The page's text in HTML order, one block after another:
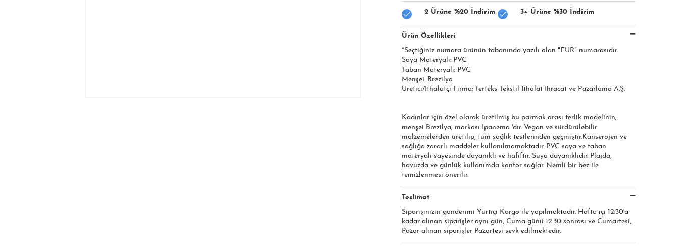
2 Ürüne %20 İndirim 3+ Ürüne %30 İndirim
Ürün Özellikleri
*Seçtiğiniz numara ürünün tabanında yazılı olan "EUR" numarasıdır.
Saya Materyali: PVC
Taban Materyali: PVC
Menşei: Brezilya
Üretici/İthalatçı Firma: Terteks Tekstil İthalat İhracat ve Pazarlama A.Ş.
Kadınlar için özel olarak üretilmiş bu parmak arası terlik modelinin;
menşei Brezilya, markası Ipanema 'dır. Vegan ve sürdürülebilir
malzemelerden üretilip, tüm sağlık testlerinden geçmiştir.Kanserojen ve
sağlığa zararlı maddeler kullanılmamaktadır. PVC saya ve taban
materyali sayesinde dayanıklı ve hafiftir. Suya dayanıklıdır. Plajda,
havuzda ve günlük kullanımda konfor sağlar. Nemli bir bez ile
temizlenmesi önerilir.
Teslimat
Siparişinizin gönderimi Yurtiçi Kargo ile yapılmaktadır. Hafta içi 12:30'a
kadar alınan siparişler aynı gün, Cuma günü 12:30 sonrası ve Cumartesi,
Pazar alınan siparişler Pazartesi sevk edilmektedir.